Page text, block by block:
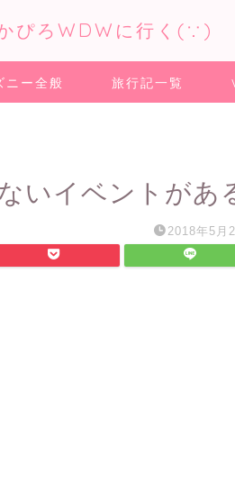
ぴろWDWに行く(∵)
ニー全般 旅行記一覧
いイベントがあ
2018年5月